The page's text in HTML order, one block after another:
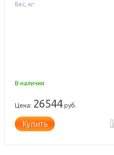
Вес, кг:
В наличии
Цена: 26544руб.
Купить